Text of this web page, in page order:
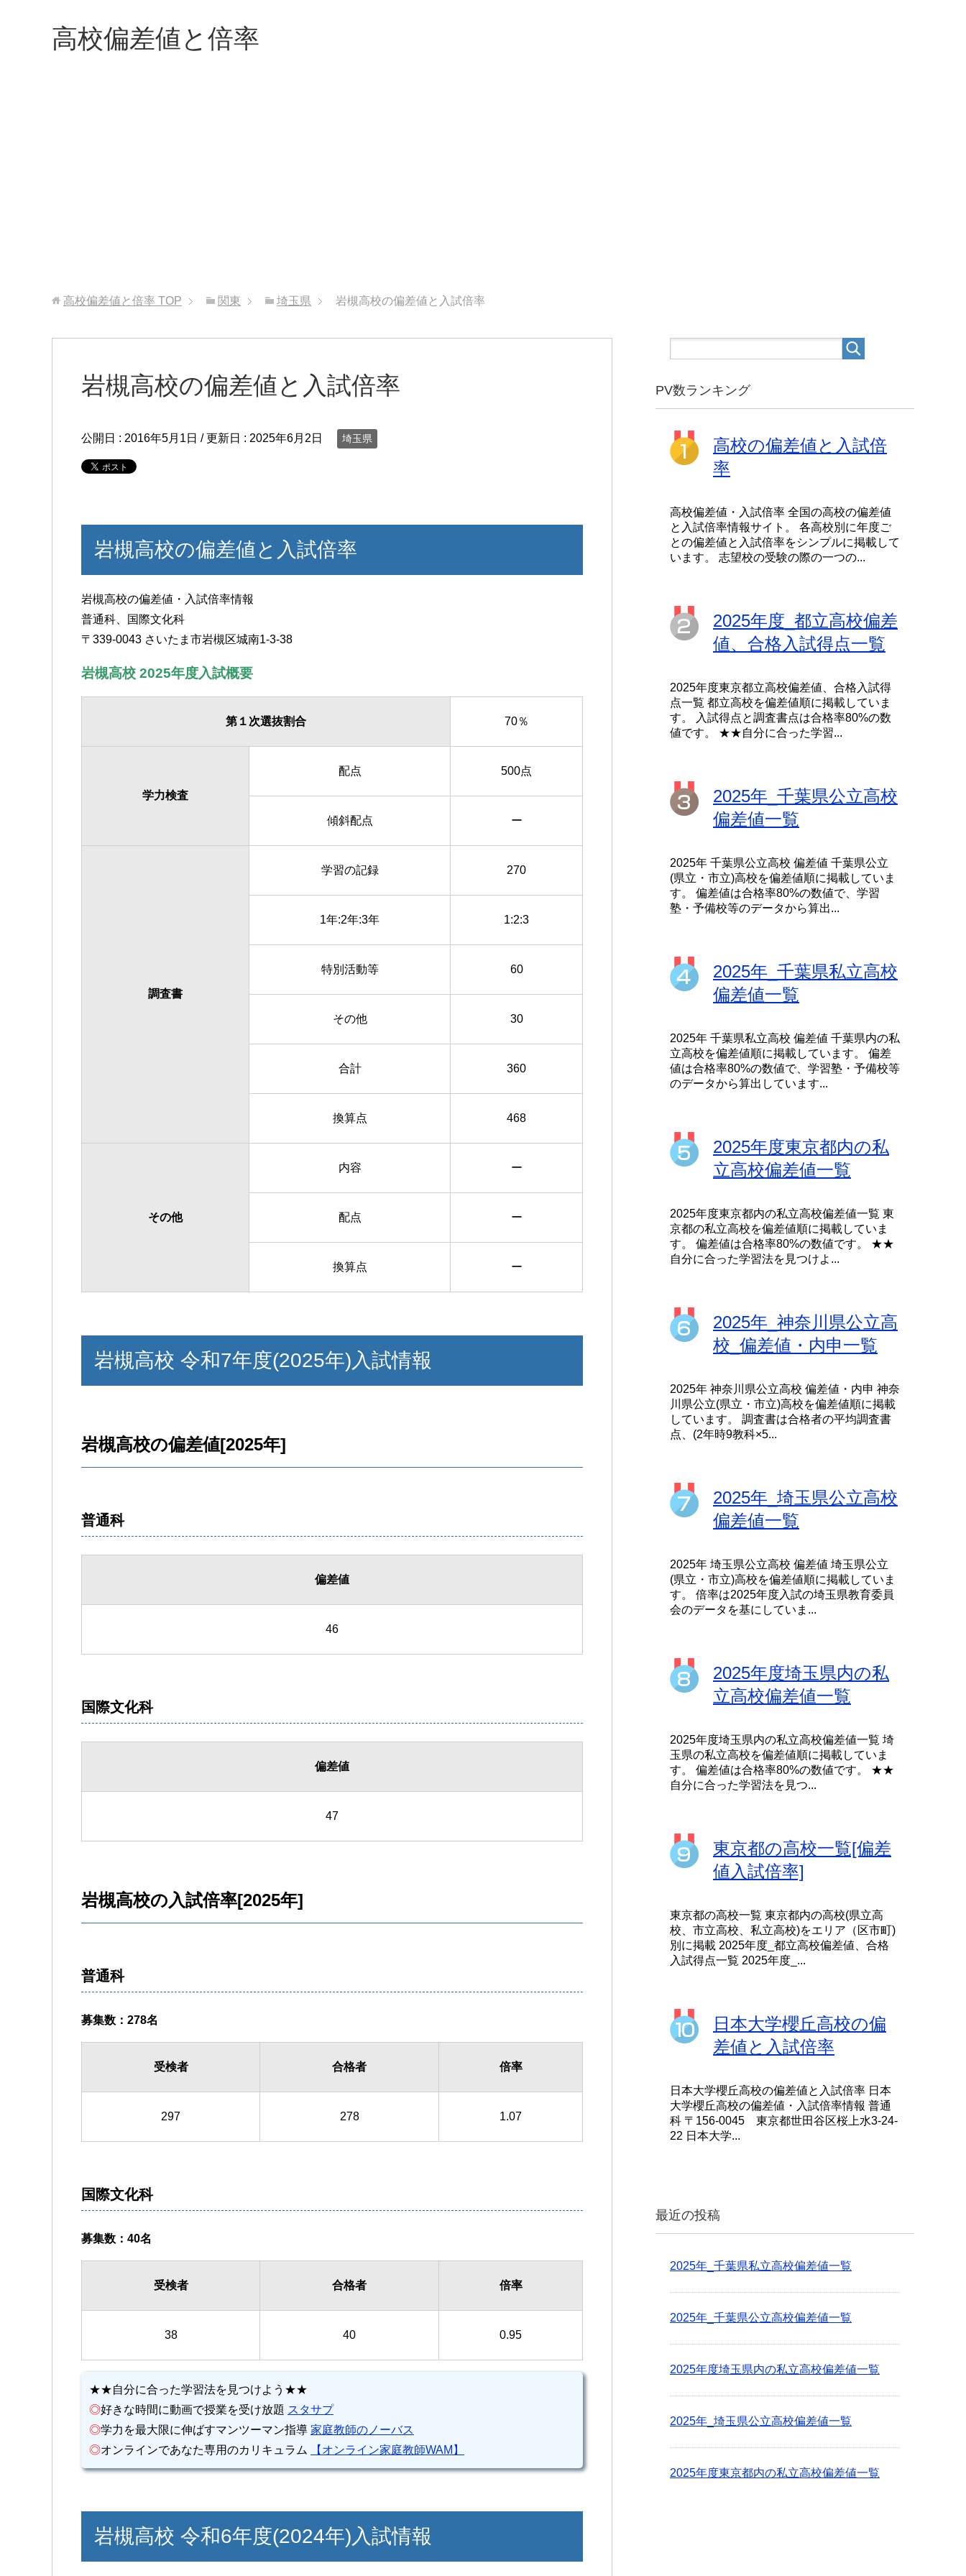
高校偏差値と倍率
高校偏差値と倍率 TOP 関東 埼玉県 岩槻高校の偏差値と入試倍率
岩槻高校の偏差値と入試倍率
公開日 : 2016年5月1日 / 更新日 : 2025年6月2日 埼玉県
岩槻高校の偏差値と入試倍率
岩槻高校の偏差値・入試倍率情報
普通科、国際文化科
〒339-0043 さいたま市岩槻区城南1-3-38
岩槻高校 2025年度入試概要
第１次選抜割合 70％
学力検査
配点 500点
傾斜配点 ー
調査書
学習の記録 270
1年:2年:3年 1:2:3
特別活動等 60
その他 30
合計 360
換算点 468
その他
内容 ー
配点 ー
換算点 ー
岩槻高校 令和7年度(2025年)入試情報
岩槻高校の偏差値[2025年]
普通科
偏差値
46
国際文化科
偏差値
47
岩槻高校の入試倍率[2025年]
普通科
募集数：278名
受検者 合格者 倍率
297 278 1.07
国際文化科
募集数：40名
受検者 合格者 倍率
38 40 0.95
★★自分に合った学習法を見つけよう★★
◎好きな時間に動画で授業を受け放題 スタサプ
◎学力を最大限に伸ばすマンツーマン指導 家庭教師のノーバス
◎オンラインであなた専用のカリキュラム 【オンライン家庭教師WAM】
岩槻高校 令和6年度(2024年)入試情報
PV数ランキング
高校の偏差値と入試倍
率
高校偏差値・入試倍率 全国の高校の偏差値
と入試倍率情報サイト。 各高校別に年度ご
との偏差値と入試倍率をシンプルに掲載して
います。 志望校の受験の際の一つの...
2025年度_都立高校偏差
値、合格入試得点一覧
2025年度東京都立高校偏差値、合格入試得
点一覧 都立高校を偏差値順に掲載していま
す。 入試得点と調査書点は合格率80%の数
値です。 ★★自分に合った学習...
2025年_千葉県公立高校
偏差値一覧
2025年 千葉県公立高校 偏差値 千葉県公立
(県立・市立)高校を偏差値順に掲載していま
す。 偏差値は合格率80%の数値で、学習
塾・予備校等のデータから算出...
2025年_千葉県私立高校
偏差値一覧
2025年 千葉県私立高校 偏差値 千葉県内の私
立高校を偏差値順に掲載しています。 偏差
値は合格率80%の数値で、学習塾・予備校等
のデータから算出しています...
2025年度東京都内の私
立高校偏差値一覧
2025年度東京都内の私立高校偏差値一覧 東
京都の私立高校を偏差値順に掲載していま
す。 偏差値は合格率80%の数値です。 ★★
自分に合った学習法を見つけよ...
2025年_神奈川県公立高
校_偏差値・内申一覧
2025年 神奈川県公立高校 偏差値・内申 神奈
川県公立(県立・市立)高校を偏差値順に掲載
しています。 調査書は合格者の平均調査書
点、(2年時9教科×5...
2025年_埼玉県公立高校
偏差値一覧
2025年 埼玉県公立高校 偏差値 埼玉県公立
(県立・市立)高校を偏差値順に掲載していま
す。 倍率は2025年度入試の埼玉県教育委員
会のデータを基にしていま...
2025年度埼玉県内の私
立高校偏差値一覧
2025年度埼玉県内の私立高校偏差値一覧 埼
玉県の私立高校を偏差値順に掲載していま
す。 偏差値は合格率80%の数値です。 ★★
自分に合った学習法を見つ...
東京都の高校一覧[偏差
値入試倍率]
東京都の高校一覧 東京都内の高校(県立高
校、市立高校、私立高校)をエリア（区市町)
別に掲載 2025年度_都立高校偏差値、合格
入試得点一覧 2025年度_...
日本大学櫻丘高校の偏
差値と入試倍率
日本大学櫻丘高校の偏差値と入試倍率 日本
大学櫻丘高校の偏差値・入試倍率情報 普通
科 〒156-0045 東京都世田谷区桜上水3-24-
22 日本大学...
最近の投稿
2025年_千葉県私立高校偏差値一覧
2025年_千葉県公立高校偏差値一覧
2025年度埼玉県内の私立高校偏差値一覧
2025年_埼玉県公立高校偏差値一覧
2025年度東京都内の私立高校偏差値一覧